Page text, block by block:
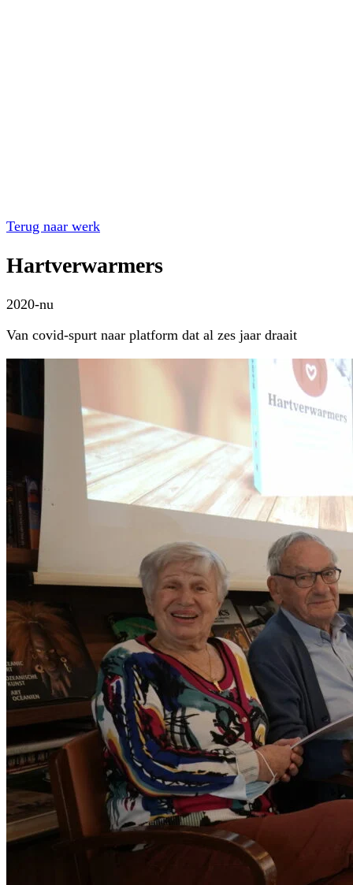
Terug naar werk
Hartverwarmers
2020-nu
Van covid-spurt naar platform dat al zes jaar draait